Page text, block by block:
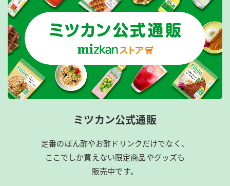
ミツカン公式通販
定番のぽん酢やお酢ドリンクだけでなく、
ここでしか買えない限定商品やグッズも
販売中です。